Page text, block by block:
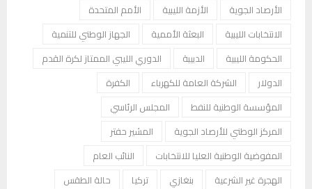
الأرصاد الجوية
الأزمة الليبية
الأمم المتحدة
الانتخابات الليبية
البعثة الأممية
الجهاز الوطني للتنمية
الحكومة الليبية
الدبيبة
الدوري الليبي الممتاز لكرة القدم
الدولار
الشركة العامة للكهرباء
الكفرة
المؤسسة الوطنية للنفط
المجلس الرئاسي
المركز الوطني للأرصاد الجوية
المشير حفتر
المفوضية الوطنية العليا للانتخابات
النائب العام
الهجرة غير الشرعية
بنغازي تركيا
حالة الطقس